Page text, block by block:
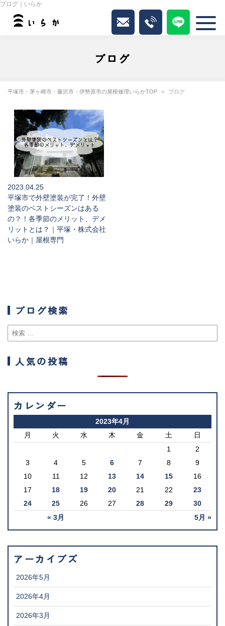
ブログ｜いらか
ブログ
平塚市・茅ヶ崎市・藤沢市・伊勢原市の屋根修理いらかTOP ブログ
2023.04.25
平塚市で外壁塗装が完了！外壁
塗装のベストシーズンはある
の？！各季節のメリット、デメ
リットとは？｜平塚・株式会社
いらか｜屋根専門
ブログ検索
人気の投稿
カレンダー
2023年4月
月
火 水 木 金 土 日
« 3月 5月 »
1
2
3
4 5 6 7 8
9
10
11 12 13 14 15
16
17
18 19 20 21 22
23
24
25 26 27 28 29 30
アーカイブズ
2026年5月
2026年4月
2026年3月